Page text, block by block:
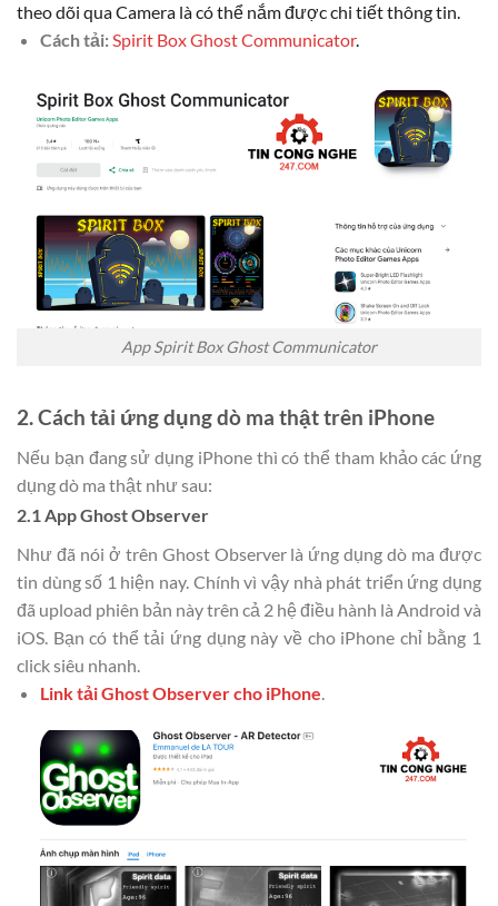
theo dõi qua Camera là có thể nắm được chi tiết thông tin.
Cách tải:Spirit Box Ghost Communicator.
App Spirit Box Ghost Communicator
2. Cách tải ứng dụng dò ma thật trên iPhone
Nếu bạn đang sử dụng iPhone thì có thể tham khảo các ứng
dụng dò ma thật như sau:
2.1 App Ghost Observer
Như đã nói ở trên Ghost Observer là ứng dụng dò ma được
tin dùng số 1 hiện nay. Chính vì vậy nhà phát triển ứng dụng
đã upload phiên bản này trên cả 2 hệ điều hành là Android và
iOS. Bạn có thể tải ứng dụng này về cho iPhone chỉ bằng 1
click siêu nhanh.
Link tải Ghost Observer cho iPhone.